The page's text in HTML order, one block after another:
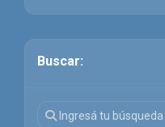
Buscar: